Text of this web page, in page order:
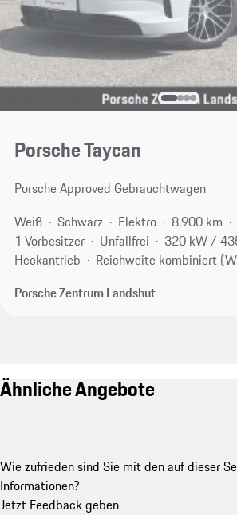
Porsche Taycan
Porsche Approved Gebrauchtwagen
Weiß
Schwarz Elektro 8.900 km
1 Vorbesitzer
Unfallfrei
320 kW /
Heckantrieb
Reichweite kombiniert
Porsche Zentrum Landshut
Ähnliche Angebote
Wie zufrieden sind Sie mit den auf dieser
Informationen?
Jetzt Feedback geben